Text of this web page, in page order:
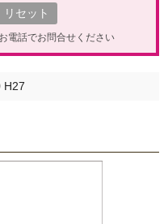
電話でお問合せください
H27